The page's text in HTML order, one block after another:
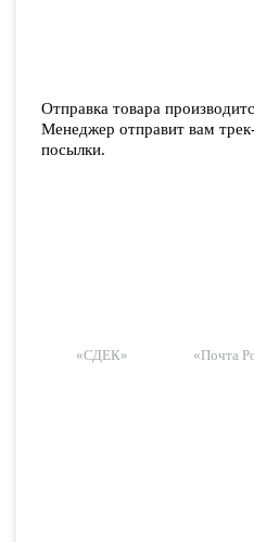
Отправка товара
Менеджер отправит вам
посылки.
«СДЕК» «Почта